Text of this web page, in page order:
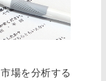
場を分析する